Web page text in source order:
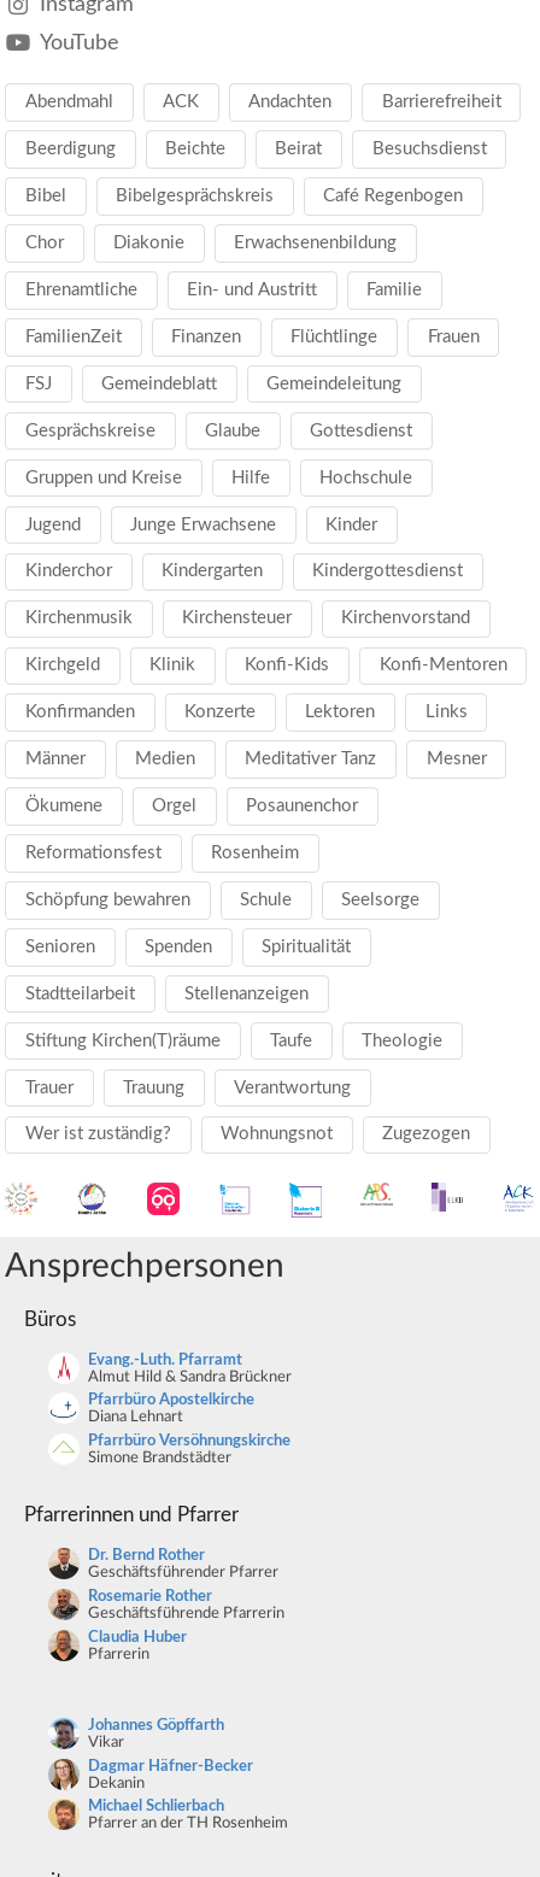
YouTube
Abendmahl ACK Andachten Barrierefreiheit
Beerdigung Beichte Beirat Besuchsdienst
Bibel Bibelgesprächskreis Café Regenbogen
Chor Diakonie Erwachsenenbildung
Ehrenamtliche Ein- und Austritt Familie
FamilienZeit Finanzen Flüchtlinge Frauen
FSJ Gemeindeblatt Gemeindeleitung
Gesprächskreise Glaube Gottesdienst
Gruppen und Kreise Hilfe Hochschule
Jugend Junge Erwachsene Kinder
Kinderchor Kindergarten Kindergottesdienst
Kirchenmusik Kirchensteuer Kirchenvorstand
Kirchgeld Klinik Konfi-Kids Konfi-Mentoren
Konfirmanden Konzerte Lektoren Links
Männer Medien Meditativer Tanz Mesner
Ökumene Orgel Posaunenchor
Reformationsfest Rosenheim
Schöpfung bewahren Schule Seelsorge
Senioren Spenden Spiritualität
Stadtteilarbeit Stellenanzeigen
Stiftung Kirchen(T)räume Taufe Theologie
Trauer Trauung Verantwortung
Wer ist zuständig? Wohnungsnot Zugezogen
Ansprechpersonen
Büros
Evang.-Luth. Pfarramt
Almut Hild & Sandra Brückner
Pfarrbüro Apostelkirche
Diana Lehnart
Pfarrbüro Versöhnungskirche
Simone Brandstädter
Pfarrerinnen und Pfarrer
Dr. Bernd Rother
Geschäftsführender Pfarrer
Rosemarie Rother
Geschäftsführende Pfarrerin
Claudia Huber
Pfarrerin
Johannes Göpffarth
Vikar
Dagmar Häfner-Becker
Dekanin
Michael Schlierbach
Pfarrer an der TH Rosenheim